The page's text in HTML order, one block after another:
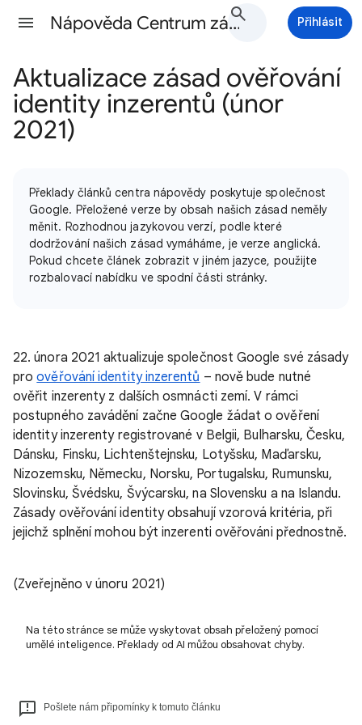
Nápověda Centrum zásad Google Ads Přihlásit
Aktualizace zásad ověřování
identity inzerentů (únor
2021)
Překlady článků centra nápovědy poskytuje společnost
Google. Přeložené verze by obsah našich zásad neměly
měnit. Rozhodnou jazykovou verzí, podle které
dodržování našich zásad vymáháme, je verze anglická.
Pokud chcete článek zobrazit v jiném jazyce, použijte
rozbalovací nabídku ve spodní části stránky.
22. února 2021 aktualizuje společnost Google své zásady
proověřování identity inzerentů – nově bude nutné
ověřit inzerenty z dalších osmnácti zemí. V rámci
postupného zavádění začne Google žádat o ověření
identity inzerenty registrované v Belgii, Bulharsku, Česku,
Dánsku, Finsku, Lichtenštejnsku, Lotyšsku, Maďarsku,
Nizozemsku, Německu, Norsku, Portugalsku, Rumunsku,
Slovinsku, Švédsku, Švýcarsku, na Slovensku a na Islandu.
Zásady ověřování identity obsahují vzorová kritéria, při
jejichž splnění mohou být inzerenti ověřováni přednostně.
(Zveřejněno v únoru 2021)
Na této stránce se může vyskytovat obsah přeložený pomocí
umělé inteligence. Překlady od AI můžou obsahovat chyby.
Pošlete nám připomínky k tomuto článku